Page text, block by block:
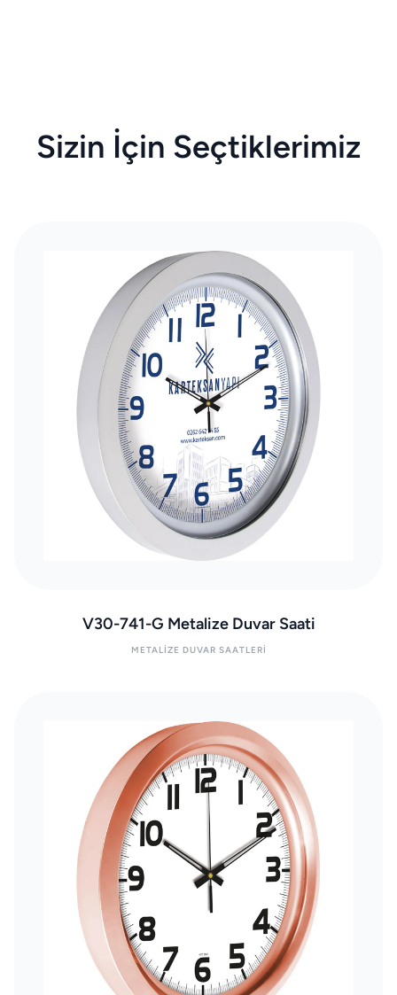
Sizin İçin Seçtiklerimiz
V30-741-G Metalize Duvar Saati
METALIZE DUVAR SAATLERI